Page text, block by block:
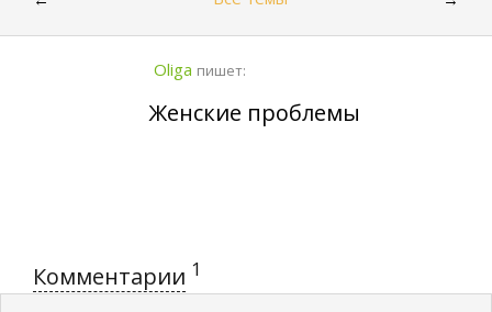
Oliga пишет:
Женские проблемы
Комментарии 1